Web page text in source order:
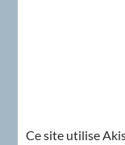
Ce site utilise